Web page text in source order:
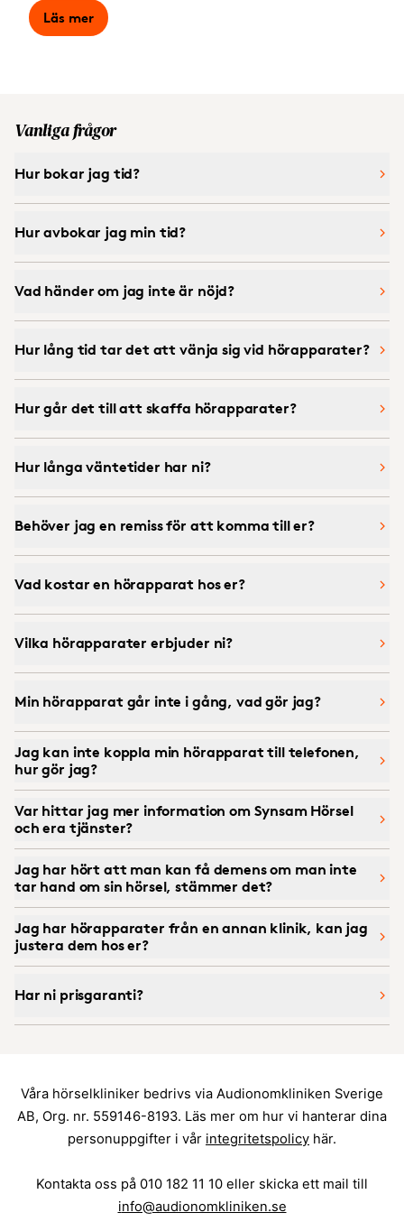
Läs mer
Vanliga frågor
Hur bokar jag tid?
Hur avbokar jag min tid?
Vad händer om jag inte är nöjd?
Hur lång tid tar det att vänja sig vid hörapparater?
Hur går det till att skaffa hörapparater?
Hur långa väntetider har ni?
Behöver jag en remiss för att komma till er?
Vad kostar en hörapparat hos er?
Vilka hörapparater erbjuder ni?
Min hörapparat går inte i gång, vad gör jag?
Jag kan inte koppla min hörapparat till telefonen,
hur gör jag?
Var hittar jag mer information om Synsam Hörsel
och era tjänster?
Jag har hört att man kan få demens om man inte
tar hand om sin hörsel, stämmer det?
Jag har hörapparater från en annan klinik, kan jag
justera dem hos er?
Har ni prisgaranti?
Våra hörselkliniker bedrivs via Audionomkliniken Sverige
AB, Org. nr. 559146-8193. Läs mer om hur vi hanterar dina
personuppgifter i vår integritetspolicy här.
Kontakta oss på 010 182 11 10 eller skicka ett mail till
info@audionomkliniken.se